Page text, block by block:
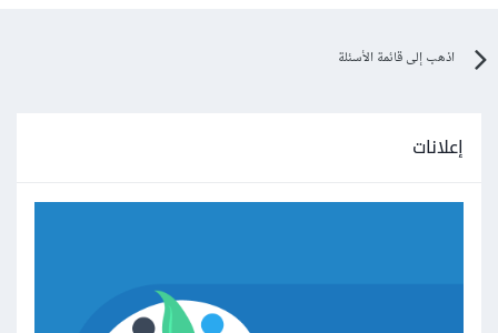
اذهب إلى قائمة الأسئلة
إعلانات